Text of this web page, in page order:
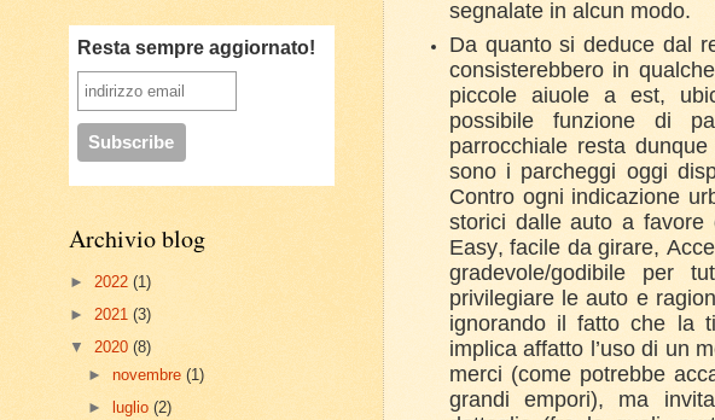
segnalate in alcun modo.
Da quanto si deduce dal
consisterebbero in
piccole aiuole a est,
possibile funzione di
parrocchiale resta
sono i parcheggi oggi
Contro ogni indicazione
storici dalle auto a favore
Easy, facile da girare,
gradevole/godibile per
privilegiare le auto e
ignorando il fatto che la
implica affatto l’uso di un
merci (come potrebbe
grandi empori), ma
Resta sempre aggiornato!
Archivio blog
► 2022 (1)
► 2021 (3)
▼ 2020 (8)
►novembre(1)
►
luglio(2)